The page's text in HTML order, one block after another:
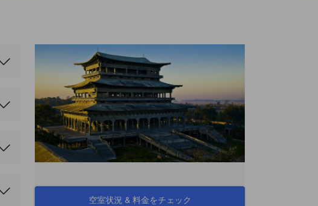
空室状況 & 料金をチェック